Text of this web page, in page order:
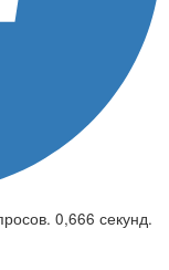
0,666 секунд.